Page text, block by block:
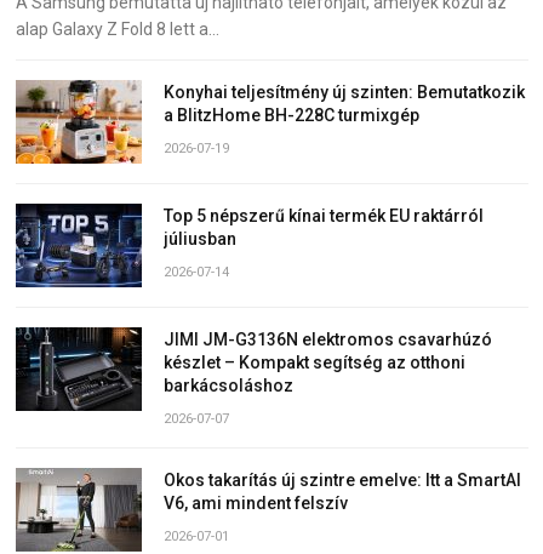
alap Galaxy Z Fold 8 lett a…
Konyhai teljesítmény új szinten: Bemutatkozik
a BlitzHome BH-228C turmixgép
2026-07-19
Top 5 népszerű kínai termék EU raktárról
júliusban
2026-07-14
JIMI JM-G3136N elektromos csavarhúzó
készlet – Kompakt segítség az otthoni
barkácsoláshoz
2026-07-07
Okos takarítás új szintre emelve: Itt a SmartAI
V6, ami mindent felszív
2026-07-01